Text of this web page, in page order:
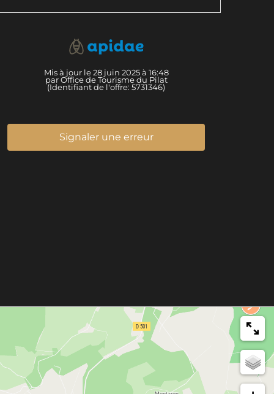
Mis à jour le 28 juin 2025 à 16:48
par Office de Tourisme du Pilat
(Identifiant de l'offre: 5731346)
Signaler une erreur